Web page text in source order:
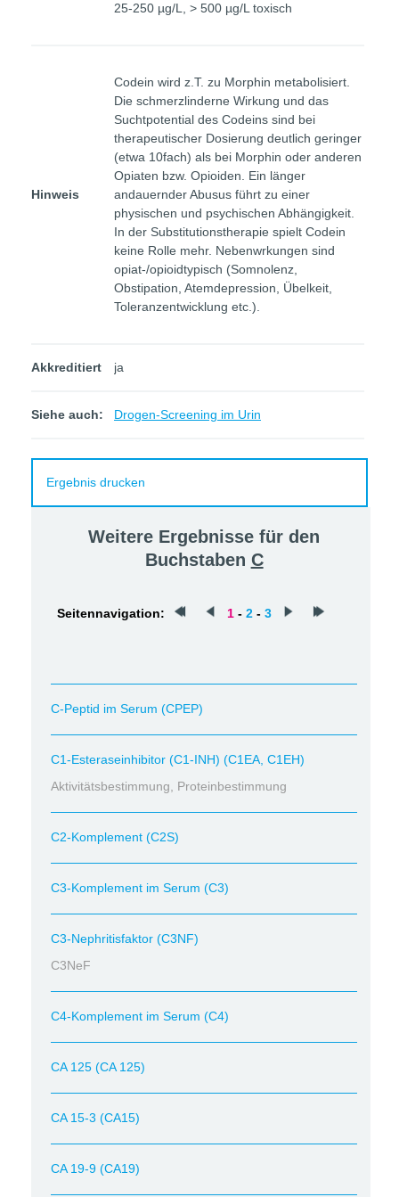
25-250 µg/L, > 500 µg/L toxisch
Hinweis
Codein wird z.T. zu Morphin metabolisiert.
Die schmerzlinderne Wirkung und das
Suchtpotential des Codeins sind bei
therapeutischer Dosierung deutlich geringer
(etwa 10fach) als bei Morphin oder anderen
Opiaten bzw. Opioiden. Ein länger
andauernder Abusus führt zu einer
physischen und psychischen Abhängigkeit.
In der Substitutionstherapie spielt Codein
keine Rolle mehr. Nebenwrkungen sind
opiat-/opioidtypisch (Somnolenz,
Obstipation, Atemdepression, Übelkeit,
Toleranzentwicklung etc.).
Akkreditiert ja
Siehe auch: Drogen-Screening im Urin
Ergebnis drucken
Weitere Ergebnisse für den
Buchstaben C
Seitennavigation: 1 - 2 - 3
C-Peptid im Serum (CPEP)
C1-Esteraseinhibitor (C1-INH) (C1EA, C1EH)
Aktivitätsbestimmung, Proteinbestimmung
C2-Komplement (C2S)
C3-Komplement im Serum (C3)
C3-Nephritisfaktor (C3NF)
C3NeF
C4-Komplement im Serum (C4)
CA 125 (CA 125)
CA 15-3 (CA15)
CA 19-9 (CA19)